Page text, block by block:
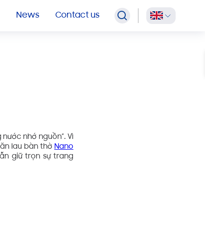
OEM Multipurpose Wipes
News Contact us
nhớ nguồn”. Vì
lau bàn thờ Nano
giữ trọn sự trang